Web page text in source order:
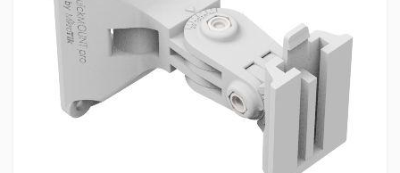
Yorum (1-5)
* Ad Soyad